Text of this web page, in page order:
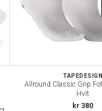
TAPEDESIGN
Allround Classic Grip
Hvit
kr 380